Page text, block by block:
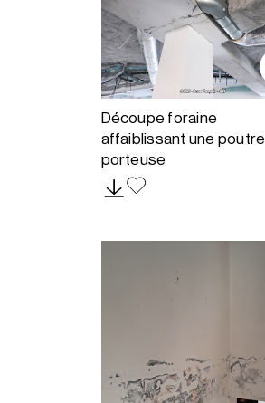
Découpe foraine
affaiblissant une poutre
porteuse